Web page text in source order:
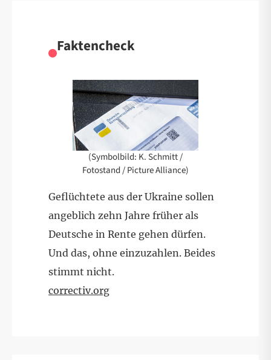
Faktencheck
(Symbolbild: K. Schmitt /
Fotostand / Picture Alliance)
Geflüchtete aus der Ukraine sollen
angeblich zehn Jahre früher als
Deutsche in Rente gehen dürfen.
Und das, ohne einzuzahlen. Beides
stimmt nicht.
correctiv.org